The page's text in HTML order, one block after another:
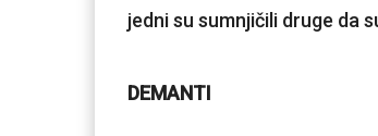
jedni su sumnjičili druge da
DEMANTI